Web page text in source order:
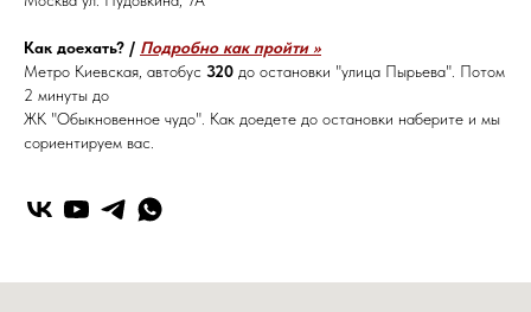
Как доехать? / Подробно как пройти >>
Метро Киевская, автобус 320 до остановки "улица Пырьева". Потом
2 минуты до
ЖК "Обыкновенное чудо". Как доедете до остановки наберите и мы
сориентируем вас.